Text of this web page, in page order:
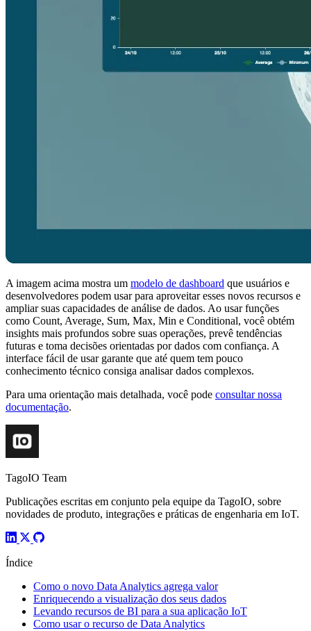
A imagem acima mostra um modelo de dashboard que usuários e
desenvolvedores podem usar para aproveitar esses novos recursos e
ampliar suas capacidades de análise de dados. Ao usar funções
como Count, Average, Sum, Max, Min e Conditional, você obtém
insights mais profundos sobre suas operações, prevê tendências
futuras e toma decisões orientadas por dados com confiança. A
interface fácil de usar garante que até quem tem pouco
conhecimento técnico consiga analisar dados complexos.
Para uma orientação mais detalhada, você pode consultar nossa
documentação.
TagoIO Team
Publicações escritas em conjunto pela equipe da TagoIO, sobre
novidades de produto, integrações e práticas de engenharia em IoT.
Índice
Como o novo Data Analytics agrega valor
Enriquecendo a visualização dos seus dados
Levando recursos de BI para a sua aplicação IoT
Como usar o recurso de Data Analytics